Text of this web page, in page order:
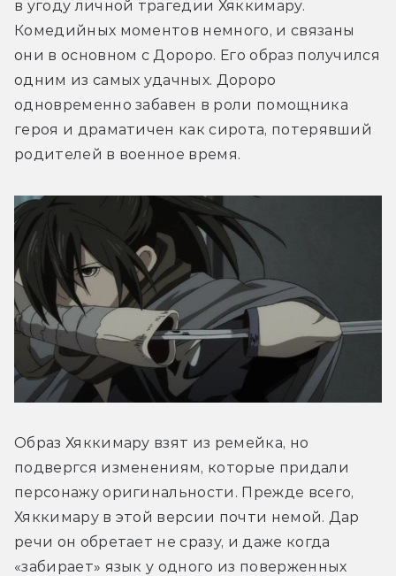
в угоду личной трагедии Хяккимару.
Комедийных моментов немного, и связаны
они в основном с Дороро. Его образ получился
одним из самых удачных. Дороро
одновременно забавен в роли помощника
героя и драматичен как сирота, потерявший
родителей в военное время.
Образ Хяккимару взят из ремейка, но
подвергся изменениям, которые придали
персонажу оригинальности. Прежде всего,
Хяккимару в этой версии почти немой. Дар
речи он обретает не сразу, и даже когда
«забирает» язык у одного из поверженных